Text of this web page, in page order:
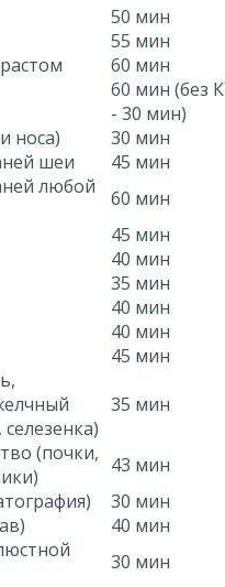
50 мин
55 мин
60 мин
60 мин (без
- 30 мин)
носа)
30 мин
шеи
45 мин
любой
60 мин
45 мин
40 мин
35 мин
40 мин
40 мин
45 мин
35 мин
(почки, 43 мин
30 мин
40 мин
30 мин